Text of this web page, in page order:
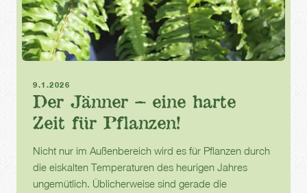
9.1.2026
Der Jänner – eine harte
Zeit für Pflanzen!
Nicht nur im Außenbereich wird es für Pflanzen durch
die eiskalten Temperaturen des heurigen Jahres
ungemütlich. Üblicherweise sind gerade die